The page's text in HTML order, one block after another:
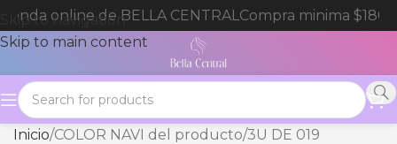
Skip to navigation
Skip to main content
online de BELLA CENTRALCompra minima
Inicio COLOR NAVI del producto 3U DE 019